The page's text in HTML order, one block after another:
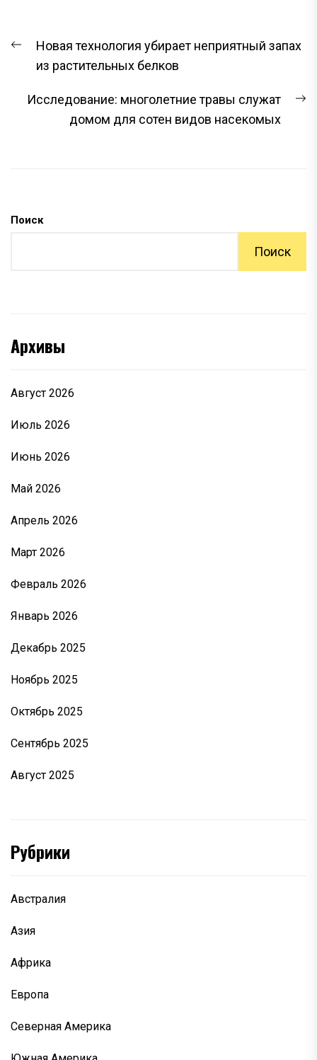
ПО
ЗАПИСЯМ
Предыдущая
запись:
Новая технология убирает неприятный запах
из растительных белков
Исследование: многолетние травы служат
домом для сотен видов насекомых
Поиск
Поиск
Архивы
Август 2026
Июль 2026
Июнь 2026
Май 2026
Апрель 2026
Март 2026
Февраль 2026
Январь 2026
Декабрь 2025
Ноябрь 2025
Октябрь 2025
Сентябрь 2025
Август 2025
Рубрики
Австралия
Азия
Африка
Европа
Северная Америка